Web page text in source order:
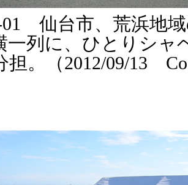
01 仙台市、荒浜地
一列に、ひとりシャ
担。（2012/09/13